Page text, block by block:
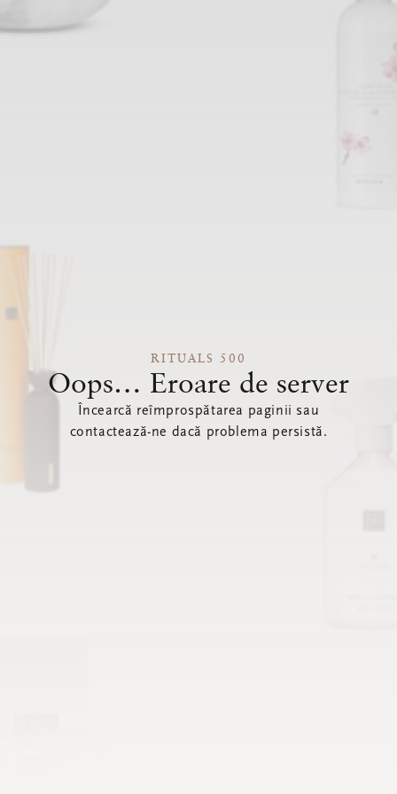
RITUALS 500
Oops… Eroare de server
Încearcă reîmprospătarea paginii sau
contactează-ne dacă problema persistă.